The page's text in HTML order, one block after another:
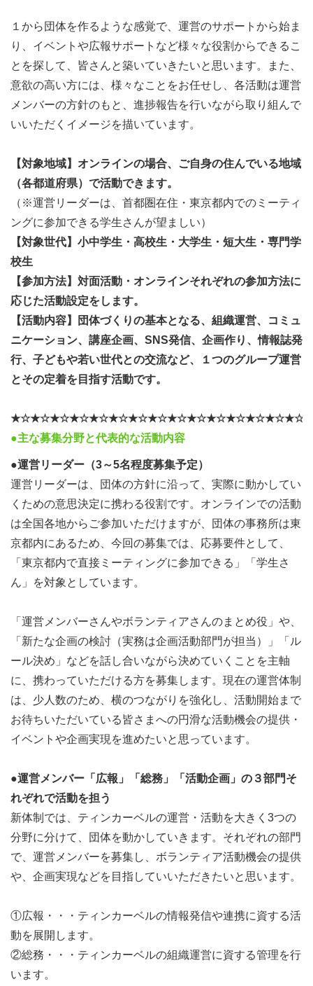
１から団体を作るような感覚で、運営のサポートから始ま
り、イベントや広報サポートなど様々な役割からできるこ
とを探して、皆さんと築いていきたいと思います。また、
意欲の高い方には、様々なことをお任せし、各活動は運営
メンバーの方針のもと、進捗報告を行いながら取り組んで
いいただくイメージを描いています。
【対象地域】オンラインの場合、ご自身の住んでいる地域
（各都道府県）で活動できます。
（※運営リーダーは、首都圏在住・東京都内でのミーティ
ングに参加できる学生さんが望ましい）
【対象世代】小中学生・高校生・大学生・短大生・専門学
校生
【参加方法】対面活動・オンラインそれぞれの参加方法に
応じた活動設定をします。
【活動内容】団体づくりの基本となる、組織運営、コミュ
ニケーション、講座企画、SNS発信、企画作り、情報誌発
行、子どもや若い世代との交流など、１つのグループ運営
とその定着を目指す活動です。
●主な募集分野と代表的な活動内容
●運営リーダー（3～5名程度募集予定）
運営リーダーは、団体の方針に沿って、実際に動かしてい
くための意思決定に携わる役割です。オンラインでの活動
は全国各地からご参加いただけますが、団体の事務所は東
京都内にあるため、今回の募集では、応募要件として、
「東京都内で直接ミーティングに参加できる」「学生さ
ん」を対象としています。
「運営メンバーさんやボランティアさんのまとめ役」や、
「新たな企画の検討（実務は企画活動部門が担当）」「ル
ール決め」などを話し合いながら決めていくことを主軸
に、携わっていただける方を募集します。現在の運営体制
は、少人数のため、横のつながりを強化し、活動開始まで
お待ちいただいている皆さまへの円滑な活動機会の提供・
イベントや企画実現を進めたいと思っています。
●運営メンバー「広報」「総務」「活動企画」の３部門そ
れぞれで活動を担う
新体制では、ティンカーベルの運営・活動を大きく3つの
分野に分けて、団体を動かしていきます。それぞれの部門
で、運営メンバーを募集し、ボランティア活動機会の提供
や、企画実現などを目指していいただきたいと思います。
①広報・・・ティンカーベルの情報発信や連携に資する活
動を展開します。
②総務・・・ティンカーベルの組織運営に資する管理を行
います。